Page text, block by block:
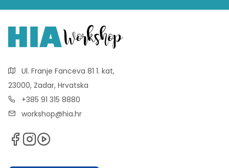
Ul. Franje Fanceva 81 1. kat,
23000, Zadar, Hrvatska
+385 91 315 8880
workshop@hia.hr